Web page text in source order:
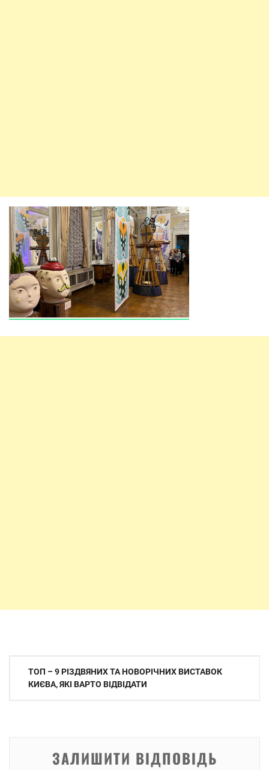
Навігація
записів
ТОП – 9 РІЗДВЯНИХ ТА НОВОРІЧНИХ ВИСТАВОК
КИЄВА, ЯКІ ВАРТО ВІДВІДАТИ
ЗАЛИШИТИ ВІДПОВІДЬ